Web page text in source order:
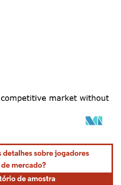
requer atribuição conforme CC BY 4.0.